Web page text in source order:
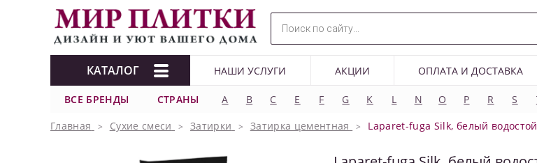
КАТАЛОГ НАШИ УСЛУГИ АКЦИИ ОПЛАТА И ДОСТАВКА
ВСЕ БРЕНДЫ СТРАНЫ A B C E F G K L N O P R S
Главная
Сухие смеси Затирки Затирка цементная Laparet-fuga Silk, белый